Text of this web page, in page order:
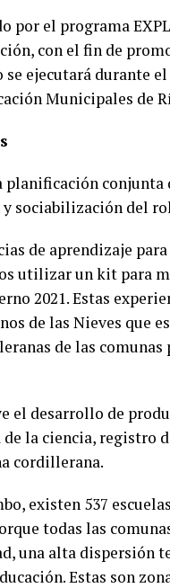
por el programa
con el fin de
ejecutará durante
Municipales de
conjunta
sociabilización del
de aprendizaje
utilizar un kit para
2021. Estas
de las Nieves que
de las
el desarrollo de
la ciencia, registro
cordillerana.
existen 537
todas las
una alta
Estas son